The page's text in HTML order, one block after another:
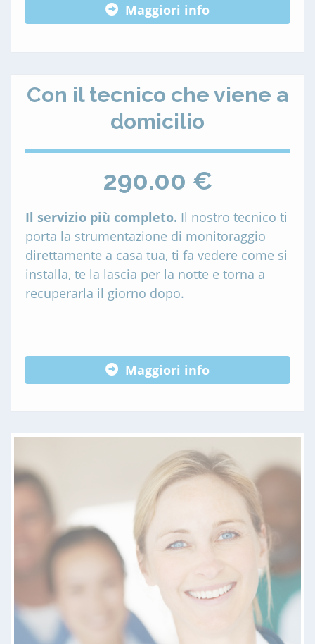
Maggiori info
Con il tecnico che viene a
domicilio
290.00 €
Il servizio più completo. Il nostro tecnico ti
porta la strumentazione di monitoraggio
direttamente a casa tua, ti fa vedere come si
installa, te la lascia per la notte e torna a
recuperarla il giorno dopo.
Maggiori info